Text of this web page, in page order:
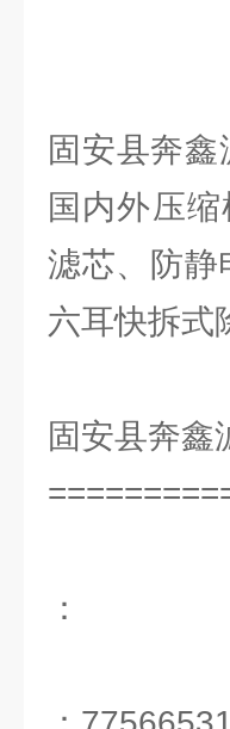
固安县奔
国内外压
滤芯、防静
六耳快拆式
固安县奔鑫
：